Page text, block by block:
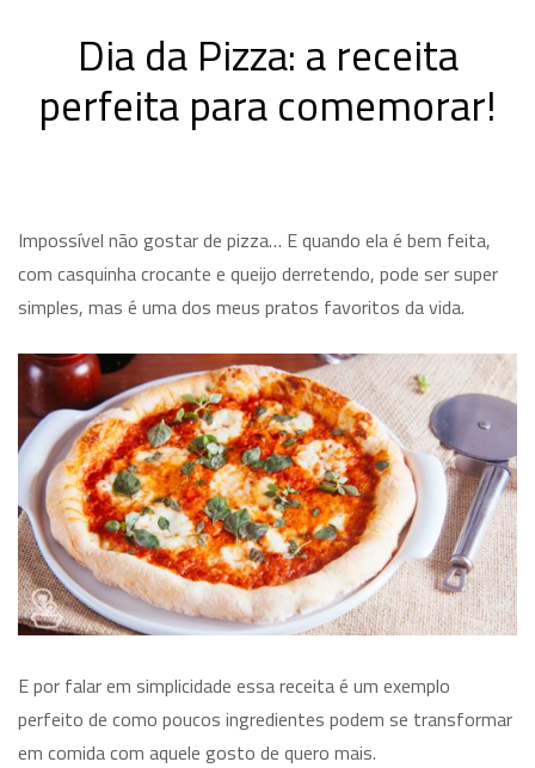
Dia da Pizza: a receita
perfeita para comemorar!
Impossível não gostar de pizza… E quando ela é bem feita,
com casquinha crocante e queijo derretendo, pode ser super
simples, mas é uma dos meus pratos favoritos da vida.
E por falar em simplicidade essa receita é um exemplo
perfeito de como poucos ingredientes podem se transformar
em comida com aquele gosto de quero mais.